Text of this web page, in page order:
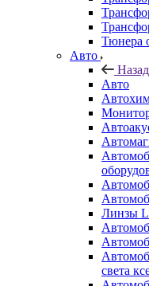
Тюнера
Авто
Назад
Авто
Линзы
света